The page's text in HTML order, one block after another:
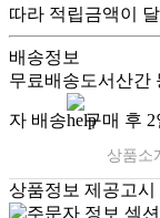
따라 적립금액이
배송정보
무료배송도서산간
자 배송 구매 후
상품소
상품정보 제공고시